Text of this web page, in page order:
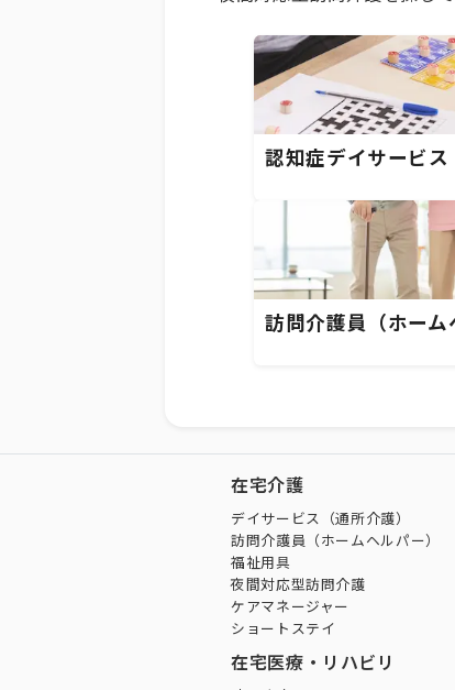
認知症デイサービス
訪問介護員（ホーム
在宅介護
デイサービス（通所介護）
訪問介護員（ホームヘルパー）
福祉用具
夜間対応型訪問介護
ケアマネージャー
ショートステイ
在宅医療・リハビリ